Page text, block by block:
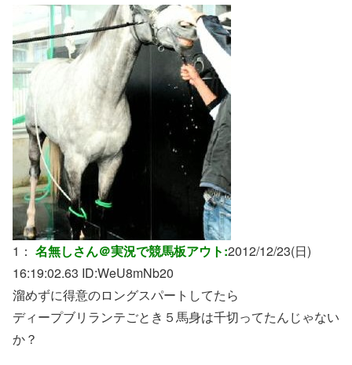
1： 名無しさん＠実況で競馬板アウト:2012/12/23(日)
16:19:02.63 ID:WeU8mNb20
溜めずに得意のロングスパートしてたら
ディープブリランテごとき５馬身は千切ってたんじゃない
か？